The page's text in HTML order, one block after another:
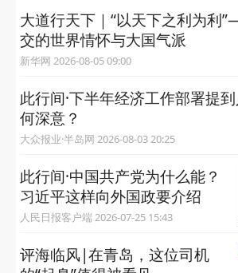
大道行天下｜“以天下之利为利
交的世界情怀与大国气派
新华网 2026-08-05 09:00
此行间·下半年经济工作部署提
何深意？
大众报业·半岛网 2026-08-03 20:25
此行间·中国共产党为什么能？
习近平这样向外国政要介绍
人民日报客户端 2026-07-25 15:43
评海临风|在青岛，这位司机